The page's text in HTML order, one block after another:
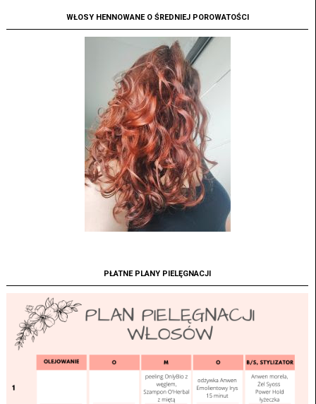
WŁOSY HENNOWANE O ŚREDNIEJ POROWATOŚCI
PŁATNE PLANY PIELĘGNACJI